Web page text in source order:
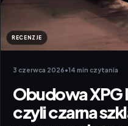
RECENZJE
3 czerwca 2026•14 min czytania
Obudowa XPG
czyli czarna